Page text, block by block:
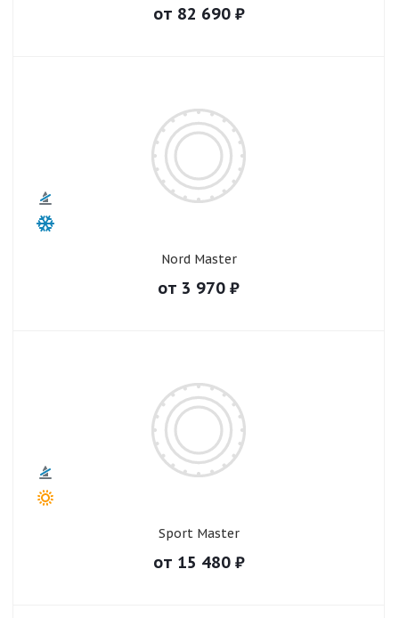
от 82 690₽
Nord Master
от 3 970 ₽
Sport Master
от 15 480₽